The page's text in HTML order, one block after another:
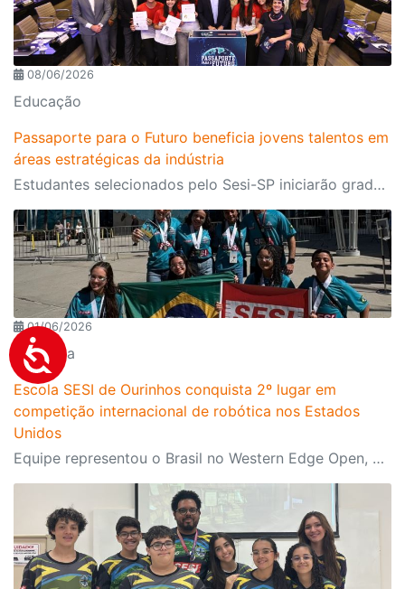
08/06/2026
Educação
Passaporte para o Futuro beneficia jovens talentos em
áreas estratégicas da indústria
Estudantes selecionados pelo Sesi-SP iniciarão graduação em universidades de excelência no exterior da América do Norte e Europa
01/06/2026
Robótica
Escola SESI de Ourinhos conquista 2º lugar em
competição internacional de robótica nos Estados
Unidos
Equipe representou o Brasil no Western Edge Open, um dos principais torneios mundiais da FIRST